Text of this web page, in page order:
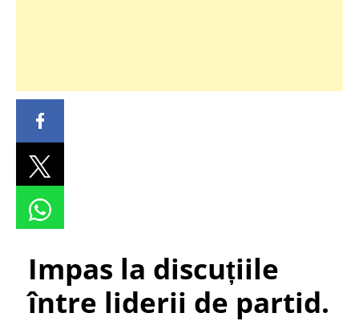
Impas la discuțiile
între liderii de partid.